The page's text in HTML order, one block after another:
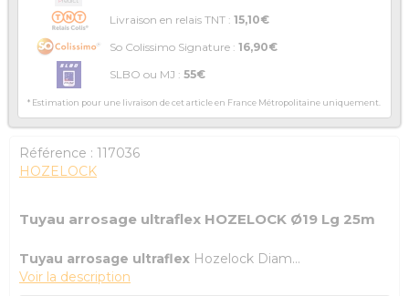
Livraison en relais TNT : 15,10€
So Colissimo Signature : 16,90€
SLBO ou MJ : 55€
* Estimation pour une livraison de cet article en France Métropolitaine uniquement.
Référence : 117036
HOZELOCK
Tuyau arrosage ultraflex HOZELOCK Ø19 Lg 25m
Tuyau arrosage ultraflex Hozelock Diam...
Voir la description